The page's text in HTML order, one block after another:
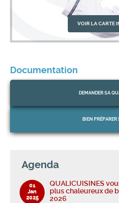
VOIR LA CARTE
Documentation
DEMANDER SA
BIEN PRÉPARER
Agenda
2025
QUALICUISINES
2026
01
Jan
2025
QUALICUISINES
plus chaleureux de
2026